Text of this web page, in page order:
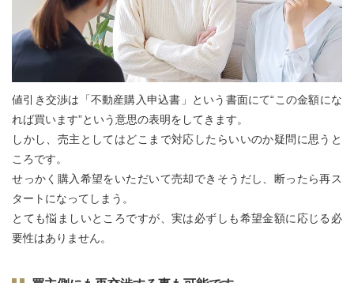
値引き交渉は「不動産購入申込書」という書面にて“この金額にな
れば買います”という意思の表明をしてきます。
しかし、売主としてはどこまで対応したらいいのか疑問に思うと
ころです。
せっかく購入希望をいただいて売却できそうだし、断ったら再ス
タートになってしまう。
とても悩ましいところですが、実は必ずしも希望金額に応じる必
要性はありません。